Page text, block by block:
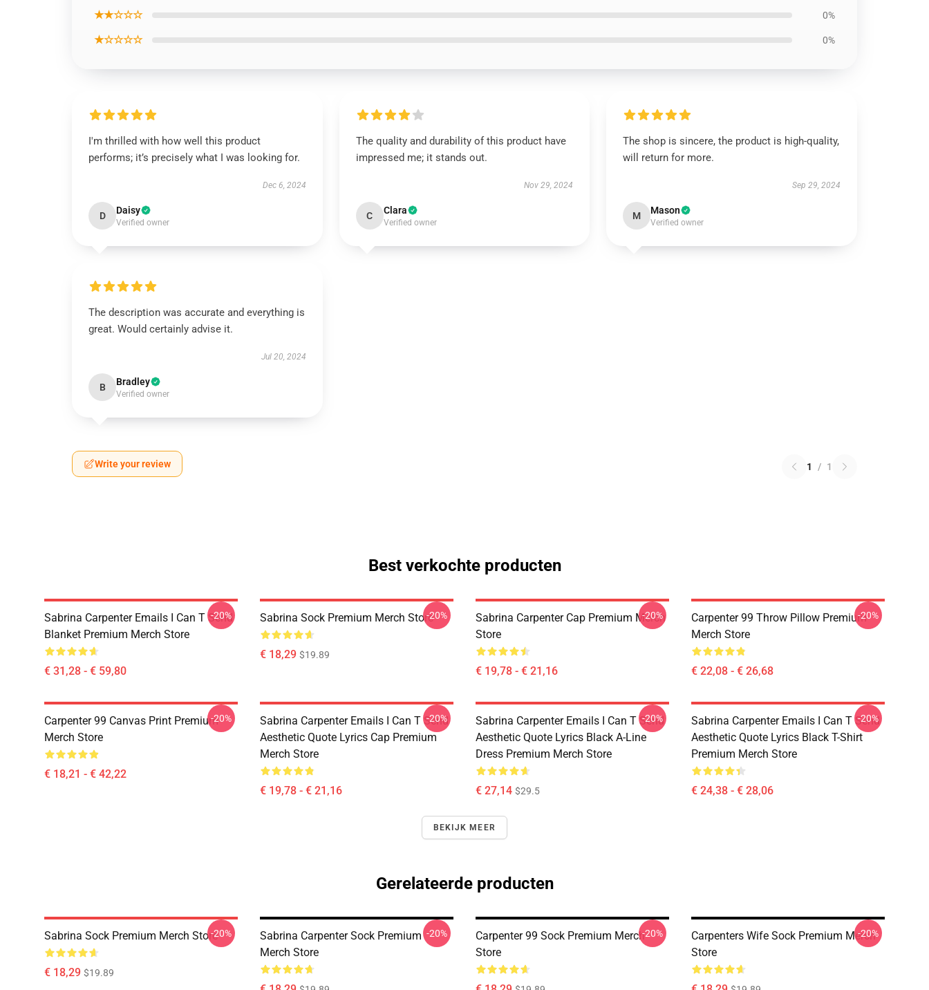
★★☆☆☆ 0%
★☆☆☆☆ 0%
I'm thrilled with how well this product
performs; it’s precisely what I was looking for.
Dec 6, 2024
D Daisy
Verified owner
The quality and durability of this product have
impressed me; it stands out.
Nov 29, 2024
C Clara
Verified owner
The shop is sincere, the product is high-quality,
will return for more.
Sep 29, 2024
M Mason
Verified owner
The description was accurate and everything is
great. Would certainly advise it.
Jul 20, 2024
B Bradley
Verified owner
Write your review 1 / 1
Best verkochte producten
Sabrina Carpenter Emails I Can T Send
Blanket Premium Merch Store
€ 31,28 - € 59,80
-20% Sabrina Sock Premium Merch Store
€ 18,29 $19.89
-20%
Sabrina Carpenter Cap Premium Merch
Store
€ 19,78 - € 21,16
-20%
Carpenter 99 Throw Pillow Premium
Merch Store
€ 22,08 - € 26,68
-20%
Carpenter 99 Canvas Print Premium
Merch Store
€ 18,21 - € 42,22
-20%
Sabrina Carpenter Emails I Can T Send
Aesthetic Quote Lyrics Cap Premium
Merch Store
€ 19,78 - € 21,16
-20%
Sabrina Carpenter Emails I Can T Send
Aesthetic Quote Lyrics Black A-Line
Dress Premium Merch Store
€ 27,14 $29.5
-20%
Sabrina Carpenter Emails I Can T Send
Aesthetic Quote Lyrics Black T-Shirt
Premium Merch Store
€ 24,38 - € 28,06
-20%
BEKIJK MEER
Gerelateerde producten
Sabrina Sock Premium Merch Store
€ 18,29 $19.89
-20%
Sabrina Carpenter Sock Premium
Merch Store
-20%
Carpenter 99 Sock Premium Merch
Store
-20%
Carpenters Wife Sock Premium Merch
Store
-20%